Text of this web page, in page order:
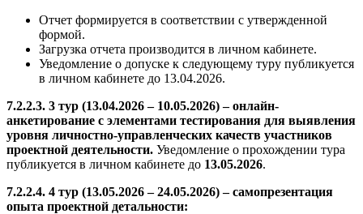
Отчет формируется в соответствии с утвержденной
формой.
Загрузка отчета производится в личном кабинете.
Уведомление о допуске к следующему туру публикуется
в личном кабинете до 13.04.2026.
7.2.2.3. 3 тур (13.04.2026 – 10.05.2026) – онлайн-
анкетирование с элементами тестирования для выявления
уровня личностно-управленческих качеств участников
проектной деятельности. Уведомление о прохождении тура
публикуется в личном кабинете до 13.05.2026.
7.2.2.4. 4 тур (13.05.2026 – 24.05.2026) – самопрезентация
опыта проектной детальности: